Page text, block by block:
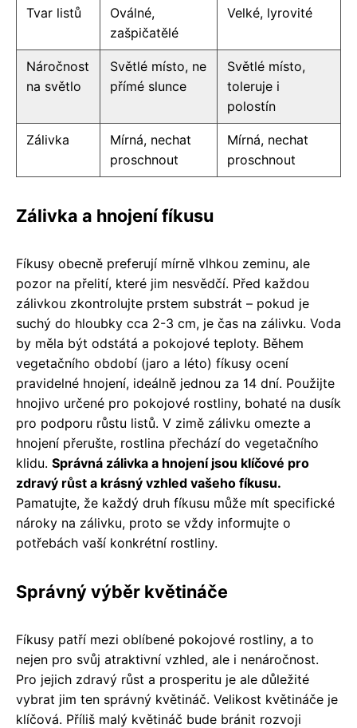
Tvar listů
Oválné,
zašpičatělé
Velké, lyrovité
Náročnost
na světlo
Světlé místo, ne
přímé slunce
Světlé místo,
toleruje i
polostín
Zálivka
Mírná, nechat
proschnout
Mírná, nechat
proschnout
Zálivka a hnojení fíkusu
Fíkusy obecně preferují mírně vlhkou zeminu, ale
pozor na přelití, které jim nesvědčí. Před každou
zálivkou zkontrolujte prstem substrát – pokud je
suchý do hloubky cca 2-3 cm, je čas na zálivku. Voda
by měla být odstátá a pokojové teploty. Během
vegetačního období (jaro a léto) fíkusy ocení
pravidelné hnojení, ideálně jednou za 14 dní. Použijte
hnojivo určené pro pokojové rostliny, bohaté na dusík
pro podporu růstu listů. V zimě zálivku omezte a
hnojení přerušte, rostlina přechází do vegetačního
klidu. Správná zálivka a hnojení jsou klíčové pro
zdravý růst a krásný vzhled vašeho fíkusu.
Pamatujte, že každý druh fíkusu může mít specifické
nároky na zálivku, proto se vždy informujte o
potřebách vaší konkrétní rostliny.
Správný výběr květináče
Fíkusy patří mezi oblíbené pokojové rostliny, a to
nejen pro svůj atraktivní vzhled, ale i nenáročnost.
Pro jejich zdravý růst a prosperitu je ale důležité
vybrat jim ten správný květináč. Velikost květináče je
klíčová. Příliš malý květináč bude bránit rozvoji